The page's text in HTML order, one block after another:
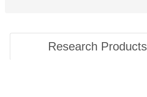
Research Products